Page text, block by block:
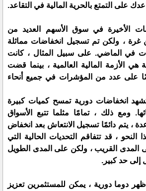
على التمتع بالحرية المالية في التقاعد.
الأخيرة في سوق الأسهم العديد من
غرة ، ولكن تم تسجيل انخفاضات مماثلة
في الماضي. على سبيل المثال ، كانت
هي الأزمة المالية العالمية ، بينما قضت
على عدد من المؤشرات في جميع أنحاء
انخفاضات دورية تمسح كميات كبيرة
ومع ذلك ، تمامًا مثلما تتبع الأسواق
، يتم دائمًا تسجيل الانتعاش بعد انخفاض
، قد تتفاقم التحديات الحالية التي
المدى القريب ، ولكن على المدى الطويل
إلى حد كبير.
دوما دورية ، يمكن للمستثمرين تعزيز